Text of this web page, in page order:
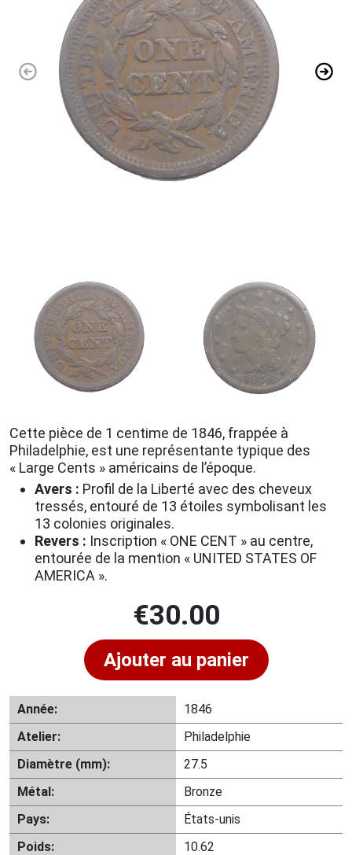
Cette pièce de 1 centime de 1846, frappée à
Philadelphie, est une représentante typique des
« Large Cents » américains de l’époque.
Avers : Profil de la Liberté avec des cheveux
tressés, entouré de 13 étoiles symbolisant les
13 colonies originales.
Revers : Inscription « ONE CENT » au centre,
entourée de la mention « UNITED STATES OF
AMERICA ».
€30.00
Ajouter au panier
Année:
1846
Atelier:
Philadelphie
Diamètre (mm):
27.5
Métal:
Bronze
Pays:
États-unis
Poids:
10.62